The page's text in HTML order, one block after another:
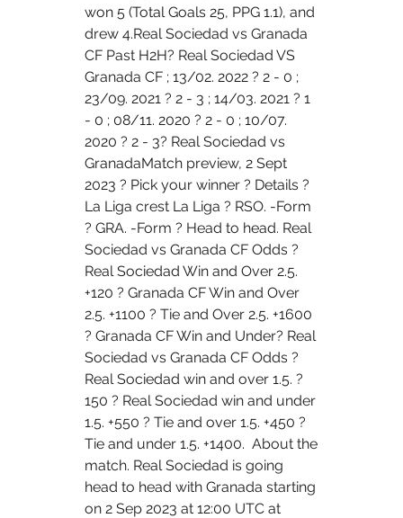
won 5 (Total Goals 25, PPG 1.1), and
drew 4.Real Sociedad vs Granada
CF Past H2H? Real Sociedad VS
Granada CF ; 13/02. 2022 ? 2 - 0 ;
23/09. 2021 ? 2 - 3 ; 14/03. 2021 ? 1
- 0 ; 08/11. 2020 ? 2 - 0 ; 10/07.
2020 ? 2 - 3? Real Sociedad vs
GranadaMatch preview, 2 Sept
2023 ? Pick your winner ? Details ?
La Liga crest La Liga ? RSO. -Form
? GRA. -Form ? Head to head. Real
Sociedad vs Granada CF Odds ?
Real Sociedad Win and Over 2.5.
+120 ? Granada CF Win and Over
2.5. +1100 ? Tie and Over 2.5. +1600
? Granada CF Win and Under? Real
Sociedad vs Granada CF Odds ?
Real Sociedad win and over 1.5. ?
150 ? Real Sociedad win and under
1.5. +550 ? Tie and over 1.5. +450 ?
Tie and under 1.5. +1400.  About the
match. Real Sociedad is going
head to head with Granada starting
on 2 Sep 2023 at 12:00 UTC at